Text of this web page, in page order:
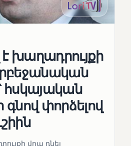
է խաղադրույքի
հսկայական
գնով փորձելով
վրա դնել